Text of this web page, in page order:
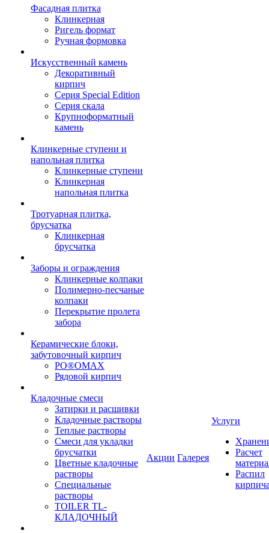
Фасадная плитка
Клинкерная
Ригель формат
Ручная формовка
Искусственный камень
Декоративный
кирпич
Серия Special Edition
Серия скала
Крупноформатный
камень
Клинкерные ступени и
напольная плитка
Клинкерные ступени
Клинкерная
напольная плитка
Тротуарная плитка,
брусчатка
Клинкерная
брусчатка
Заборы и ограждения
Клинкерные колпаки
Полимерно-песчаные
колпаки
Перекрытие пролета
забора
Керамические блоки,
забутовочный кирпич
PO®OMAX
Рядовой кирпич
Кладочные смеси
Затирки и расшивки
Кладочные растворы
Теплые растворы
Смеси для укладки
брусчатки
Цветные кладочные
растворы
Специальные
растворы
TOILER TL-
КЛАДОЧНЫЙ
Акции Галерея
Услуги
Расчет
Распил